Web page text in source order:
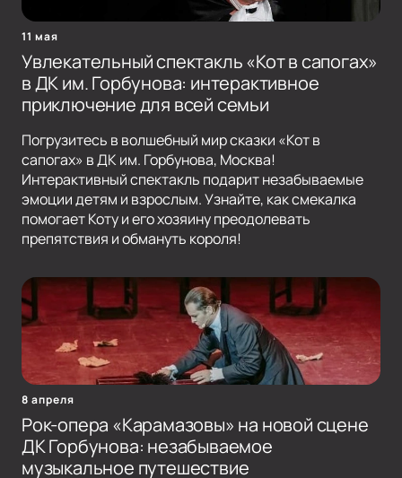
11 мая
Увлекательный спектакль «Кот в сапогах»
в ДК им. Горбунова: интерактивное
приключение для всей семьи
Погрузитесь в волшебный мир сказки «Кот в
сапогах» в ДК им. Горбунова, Москва!
Интерактивный спектакль подарит незабываемые
эмоции детям и взрослым. Узнайте, как смекалка
помогает Коту и его хозяину преодолевать
препятствия и обмануть короля!
8 апреля
Рок-опера «Карамазовы» на новой сцене
ДК Горбунова: незабываемое
музыкальное путешествие